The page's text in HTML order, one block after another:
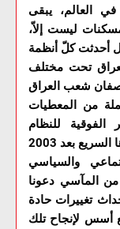
العالم، يبقى
ليست إلاّ،
أحدثت كلّ أنظمة
تحت مختلف
شعب العراق
من المعطيات
الفوقية للنظام
السياسي والاجتماعي في البلاد، ثمّ انحدارها السريع بعد 2003
والسياسي
من المآسي دعونا
تغييرات حادة
أسس لإنجاح تلك